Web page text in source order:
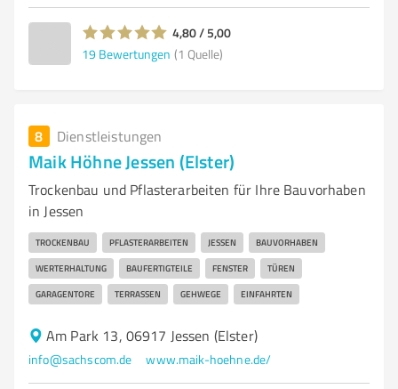
4,80 / 5,00
19 Bewertungen (1 Quelle)
8 Dienstleistungen
Maik Höhne Jessen (Elster)
Trockenbau und Pflasterarbeiten für Ihre Bauvorhaben
in Jessen
TROCKENBAU PFLASTERARBEITEN JESSEN BAUVORHABEN
WERTERHALTUNG BAUFERTIGTEILE FENSTER TÜREN
GARAGENTORE TERRASSEN GEHWEGE EINFAHRTEN
Am Park 13, 06917 Jessen (Elster)
info@sachscom.de www.maik-hoehne.de/